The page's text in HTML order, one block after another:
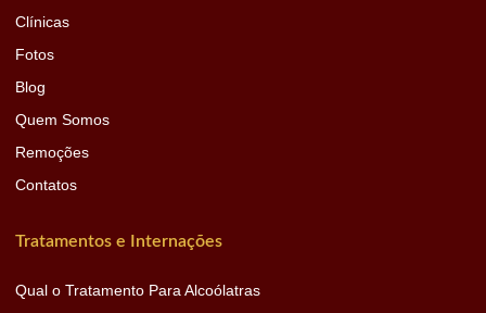
Clínicas
Fotos
Blog
Quem Somos
Remoções
Contatos
Tratamentos e Internações
Qual o Tratamento Para Alcoólatras